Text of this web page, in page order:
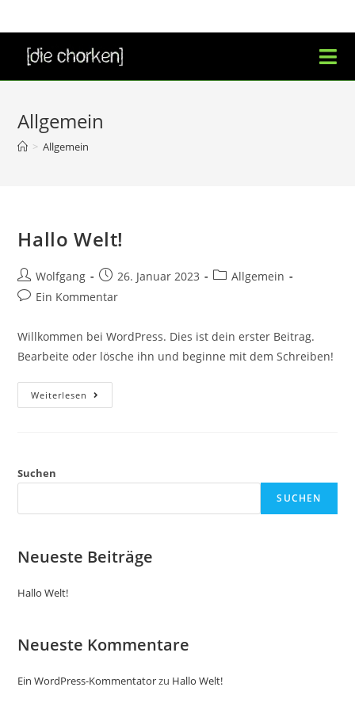
Inhalt
springen
Allgemein
> Allgemein
Hallo Welt!
Beitrags-
Autor:
Wolfgang
Beitrag
veröffentlicht:
26. Januar 2023
Beitrags-
Allgemein
Beitrags-
Ein Kommentar
Willkommen bei WordPress. Dies ist dein erster Beitrag.
Bearbeite oder lösche ihn und beginne mit dem Schreiben!
Weiterlesen Hallo
Welt!
Suchen
SUCHEN
Neueste Beiträge
Hallo Welt!
Neueste Kommentare
Ein WordPress-Kommentatorzu Hallo Welt!